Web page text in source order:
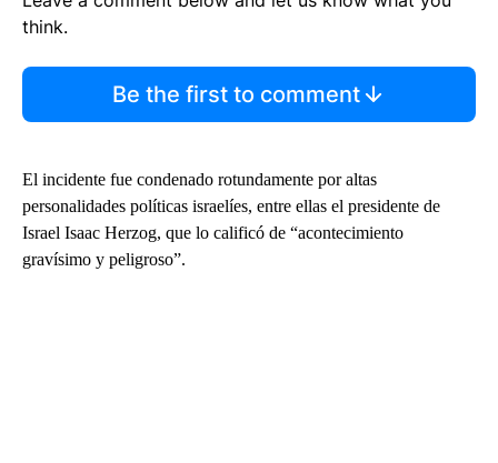
think.
Be the first to comment
El incidente fue condenado rotundamente por altas
personalidades políticas israelíes, entre ellas el presidente de
Israel Isaac Herzog, que lo calificó de “acontecimiento
gravísimo y peligroso”.